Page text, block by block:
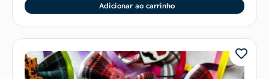
Adicionar ao carrinho